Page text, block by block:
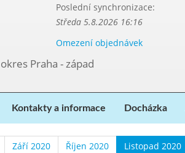
Poslední synchronizace:
Středa 5.8.2026 16:16
Omezení objednávek
Praha - západ
Kontakty a informace Docházka
Září 2020 Říjen 2020 Listopad 2020